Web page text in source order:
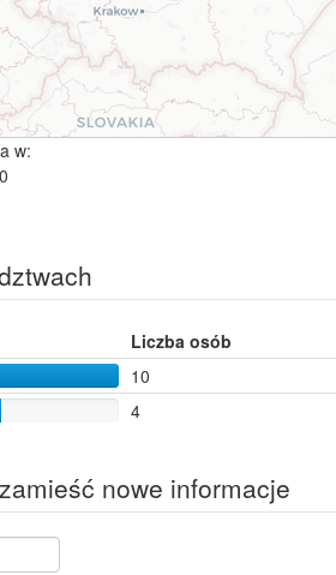
w:
Liczba osób
10
4
nowe informacje